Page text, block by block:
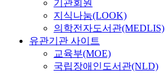
기관회원
지식나눔(LOOK)
의학전자도서관(MEDLIS)
유관기관 사이트
교육부(MOE)
국립장애인도서관(NLD)